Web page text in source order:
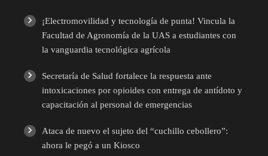
¡Electromovilidad y tecnología de punta! Vincula la
Facultad de Agronomía de la UAS a estudiantes con
la vanguardia tecnológica agrícola
Secretaría de Salud fortalece la respuesta ante
intoxicaciones por opioides con entrega de antídoto y
capacitación al personal de emergencias
Ataca de nuevo el sujeto del “cuchillo cebollero”:
ahora le pegó a un Kiosco